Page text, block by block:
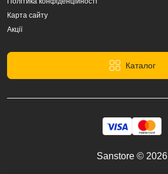
Карта сайту
Акції
Каталог
Sanstore © 2026